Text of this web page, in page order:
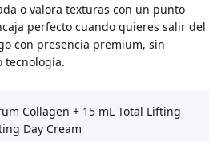
o valora texturas con un punto
perfecto cuando quieres salir del
con presencia premium, sin
tecnología.
Collagen + 15 mL Total Lifting
Day Cream